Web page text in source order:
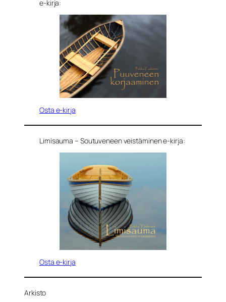
e-kirja:
Osta e-kirja
Limisauma – Soutuveneen veistäminen e-kirja:
Osta e-kirja
Arkisto